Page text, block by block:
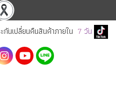
กันเปลี่ยนคืนสินค้าภายใน 7 วัน